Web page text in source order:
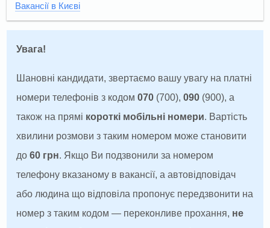
Вакансії в Києві
Увага!
Шановні кандидати, звертаємо вашу увагу на платні
номери телефонів з кодом070 (700),090 (900), а
також на прямі короткі мобільні номери. Вартість
хвилини розмови з таким номером може становити
до60 грн. Якщо Ви подзвонили за номером
телефону вказаному в вакансії, а автовідповідач
або людина що відповіла пропонує передзвонити на
номер з таким кодом — переконливе прохання, не